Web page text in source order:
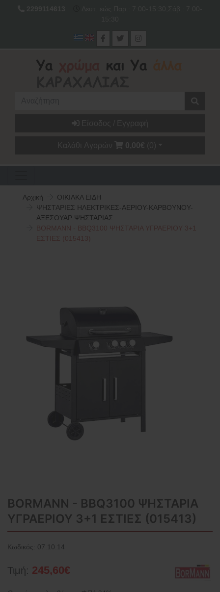
Αρχική
ΟΙΚΙΑΚΑ ΕΙΔΗ
ΨΗΣΤΑΡΙΕΣ ΗΛΕΚΤΡΙΚΕΣ-ΑΕΡΙΟΥ-ΚΑΡΒΟΥΝΟΥ-
ΑΞΕΣΟΥΑΡ ΨΗΣΤΑΡΙΑΣ
BORMANN - BBQ3100 ΨΗΣΤΑΡΙΑ ΥΓΡΑΕΡΙΟΥ 3+1
ΕΣΤΙΕΣ (015413)
BORMANN - BBQ3100 ΨΗΣΤΑΡΙΑ
ΥΓΡΑΕΡΙΟΥ 3+1 ΕΣΤΙΕΣ (015413)
Κωδικός: 07.10.14
Τιμή: 245,60€